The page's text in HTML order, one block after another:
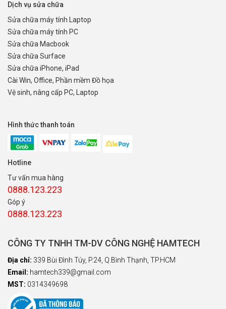
Dịch vụ sửa chữa
Sửa chữa máy tính Laptop
Sửa chữa máy tính PC
Sửa chữa Macbook
Sửa chữa Surface
Sửa chữa iPhone, iPad
Cài Win, Office, Phần mềm Đồ họa
Vệ sinh, nâng cấp PC, Laptop
Hình thức thanh toán
Hotline
Tư vấn mua hàng
0888.123.223
Góp ý
0888.123.223
CÔNG TY TNHH TM-DV CÔNG NGHỆ HAMTECH
Địa chỉ: 339 Bùi Đình Túy, P.24, Q.Bình Thạnh, TP.HCM
Email: hamtech339@gmail.com
MST: 0314349698